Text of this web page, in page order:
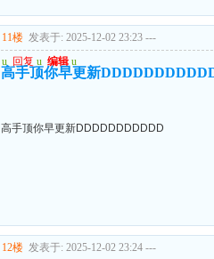
11楼 发表于: 2025-12-02 23:23 ---
u 回复 u 编辑 u
高手顶你早更新
高手顶你早更新DDDDDDDDDDD
12楼 发表于: 2025-12-02 23:24 ---